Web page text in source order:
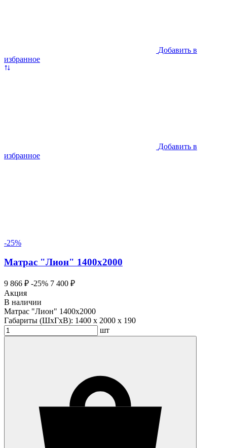
Добавить в
избранное
Добавить в
избранное
-25%
Матрас "Лион" 1400х2000
9 866 ₽ -25% 7 400 ₽
Акция
В наличии
Матрас "Лион" 1400х2000
Габариты (ШхГхВ): 1400 x 2000 x 190
шт